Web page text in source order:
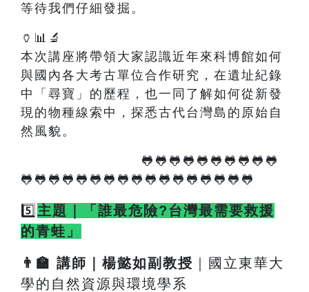
等待我們仔細發掘。
🏺📊🔬
本次講座將帶領大家認識近年來科博館如何
與國內各大考古單位合作研究，在遺址紀錄
中「尋寶」的歷程，也一同了解如何從新發
現的物種線索中，探悉古代台灣島的原始自
然風貌。
🐸🐸🐸🐸🐸🐸🐸🐸🐸🐸
🐸🐸🐸🐸🐸🐸🐸🐸🐸🐸🐸🐸🐸🐸🐸🐸🐸
5️⃣ 主題｜「誰最危險?台灣最需要救援
的青蛙」
👨 🏫 講師｜楊懿如副教授 ｜國立東華大
學的自然資源與環境學系